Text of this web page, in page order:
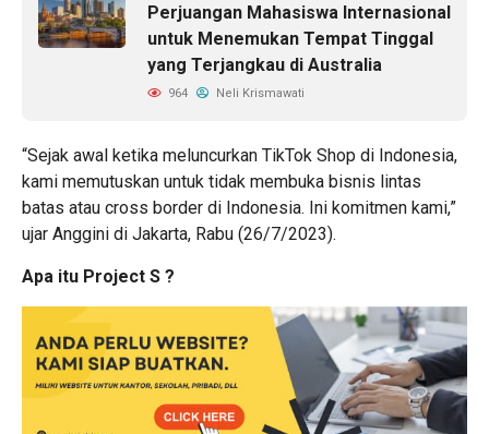
Perjuangan Mahasiswa Internasional
untuk Menemukan Tempat Tinggal
yang Terjangkau di Australia
964 Neli Krismawati
“Sejak awal ketika meluncurkan TikTok Shop di Indonesia,
kami memutuskan untuk tidak membuka bisnis lintas
batas atau cross border di Indonesia. Ini komitmen kami,”
ujar Anggini di Jakarta, Rabu (26/7/2023).
Apa itu Project S ?